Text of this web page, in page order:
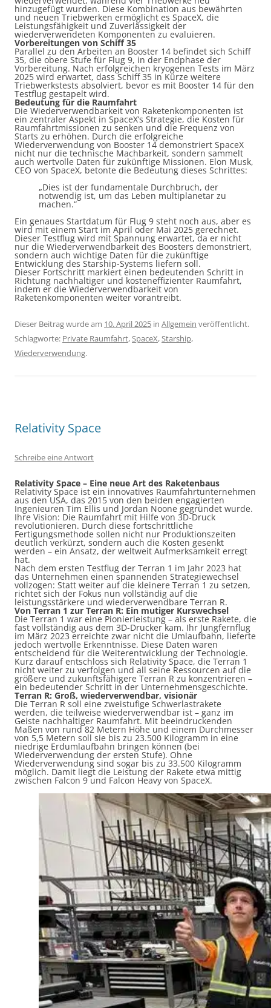
hinzugefügt wurden. Diese Kombination aus bewährten
und neuen Triebwerken ermöglicht es SpaceX, die
Leistungsfähigkeit und Zuverlässigkeit der
wiederverwendeten Komponenten zu evaluieren.
Vorbereitungen von Schiff 35
Parallel zu den Arbeiten an Booster 14 befindet sich Schiff
35, die obere Stufe für Flug 9, in der Endphase der
Vorbereitung. Nach erfolgreichen kryogenen Tests im März
2025 wird erwartet, dass Schiff 35 in Kürze weitere
Triebwerkstests absolviert, bevor es mit Booster 14 für den
Testflug gestapelt wird.
Bedeutung für die Raumfahrt
Die Wiederverwendbarkeit von Raketenkomponenten ist
ein zentraler Aspekt in SpaceX’s Strategie, die Kosten für
Raumfahrtmissionen zu senken und die Frequenz von
Starts zu erhöhen. Durch die erfolgreiche
Wiederverwendung von Booster 14 demonstriert SpaceX
nicht nur die technische Machbarkeit, sondern sammelt
auch wertvolle Daten für zukünftige Missionen. Elon Musk,
CEO von SpaceX, betonte die Bedeutung dieses Schrittes:
„Dies ist der fundamentale Durchbruch, der
notwendig ist, um das Leben multiplanetar zu
machen.“
Ein genaues Startdatum für Flug 9 steht noch aus, aber es
wird mit einem Start im April oder Mai 2025 gerechnet.
Dieser Testflug wird mit Spannung erwartet, da er nicht
nur die Wiederverwendbarkeit des Boosters demonstriert,
sondern auch wichtige Daten für die zukünftige
Entwicklung des Starship-Systems liefern soll.​
Dieser Fortschritt markiert einen bedeutenden Schritt in
Richtung nachhaltiger und kosteneffizienter Raumfahrt,
indem er die Wiederverwendbarkeit von
Raketenkomponenten weiter vorantreibt.
Dieser Beitrag wurde am 10. April 2025 in Allgemein veröffentlicht.
Schlagworte: Private Raumfahrt,SpaceX,Starship,
Wiederverwendung.
Relativity Space
Schreibe eine Antwort
Relativity Space – Eine neue Art des Raketenbaus
Relativity Space ist ein innovatives Raumfahrtunternehmen
aus den USA, das 2015 von den beiden engagierten
Ingenieuren Tim Ellis und Jordan Noone gegründet wurde.
Ihre Vision: Die Raumfahrt mit Hilfe von 3D-Druck
revolutionieren. Durch diese fortschrittliche
Fertigungsmethode sollen nicht nur Produktionszeiten
deutlich verkürzt, sondern auch die Kosten gesenkt
werden – ein Ansatz, der weltweit Aufmerksamkeit erregt
hat.
Nach dem ersten Testflug der Terran 1 im Jahr 2023 hat
das Unternehmen einen spannenden Strategiewechsel
vollzogen: Statt weiter auf die kleinere Terran 1 zu setzen,
richtet sich der Fokus nun vollständig auf die
leistungsstärkere und wiederverwendbare Terran R.
Von Terran 1 zur Terran R: Ein mutiger Kurswechsel
Die Terran 1 war eine Pionierleistung – als erste Rakete, die
fast vollständig aus dem 3D-Drucker kam. Ihr Jungfernflug
im März 2023 erreichte zwar nicht die Umlaufbahn, lieferte
jedoch wertvolle Erkenntnisse. Diese Daten waren
entscheidend für die Weiterentwicklung der Technologie.
Kurz darauf entschloss sich Relativity Space, die Terran 1
nicht weiter zu verfolgen und all seine Ressourcen auf die
größere und zukunftsfähigere Terran R zu konzentrieren –
ein bedeutender Schritt in der Unternehmensgeschichte.
Terran R: Groß, wiederverwendbar, visionär
Die Terran R soll eine zweistufige Schwerlastrakete
werden, die teilweise wiederverwendbar ist – ganz im
Geiste nachhaltiger Raumfahrt. Mit beeindruckenden
Maßen von rund 82 Metern Höhe und einem Durchmesser
von 5,5 Metern soll sie bis zu 23.500 Kilogramm in eine
niedrige Erdumlaufbahn bringen können (bei
Wiederverwendung der ersten Stufe). Ohne
Wiederverwendung sind sogar bis zu 33.500 Kilogramm
möglich. Damit liegt die Leistung der Rakete etwa mittig
zwischen Falcon 9 und Falcon Heavy von SpaceX.